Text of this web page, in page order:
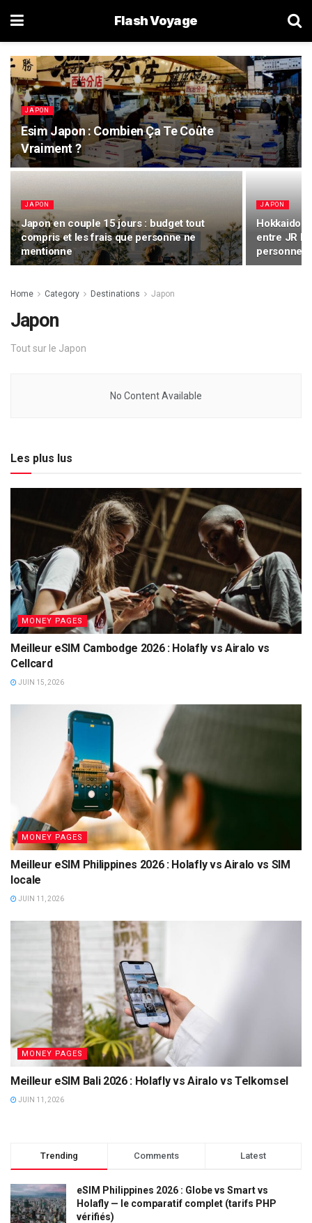
Flash Voyage
JAPON
Esim Japon : Combien Ça Te Coûte
Vraiment ?
JAPON
Japon en couple 15 jours : budget tout
compris et les frais que personne ne
mentionne
JAPON
Hokkaido
entre JR
personne
Home Category Destinations Japon
Japon
Tout sur le Japon
No Content Available
Les plus lus
MONEY PAGES
Meilleur eSIM Cambodge 2026 : Holafly vs Airalo vs
Cellcard
JUIN 15, 2026
MONEY PAGES
Meilleur eSIM Philippines 2026 : Holafly vs Airalo vs SIM
locale
JUIN 11, 2026
MONEY PAGES
Meilleur eSIM Bali 2026 : Holafly vs Airalo vs Telkomsel
JUIN 11, 2026
Trending Comments Latest
eSIM Philippines 2026 : Globe vs Smart vs
Holafly — le comparatif complet (tarifs PHP
vérifiés)